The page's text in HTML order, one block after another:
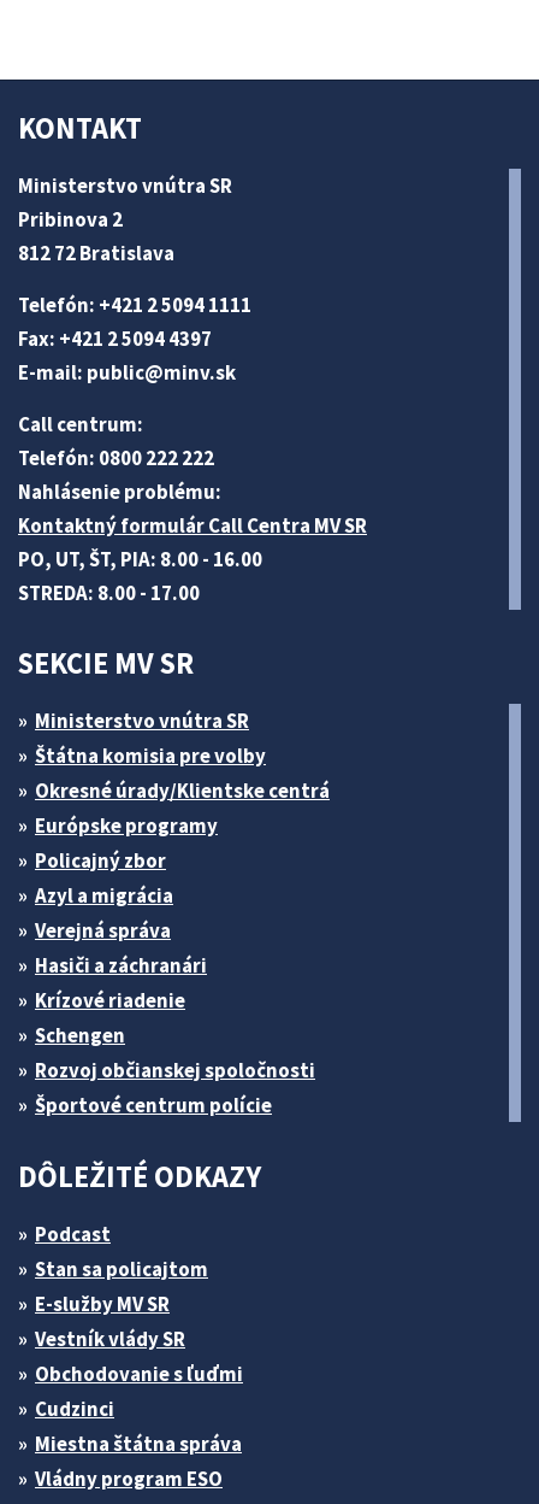
KONTAKT
Ministerstvo vnútra SR
Pribinova 2
812 72 Bratislava
Telefón: +421 2 5094 1111
Fax: +421 2 5094 4397
E-mail: public@minv.sk
Call centrum:
Telefón: 0800 222 222
Nahlásenie problému:
Kontaktný formulár Call Centra MV SR
PO, UT, ŠT, PIA: 8.00 - 16.00
STREDA: 8.00 - 17.00
SEKCIE MV SR
Ministerstvo vnútra SR
Štátna komisia pre volby
Okresné úrady/Klientske centrá
Európske programy
Policajný zbor
Azyl a migrácia
Verejná správa
Hasiči a záchranári
Krízové riadenie
Schengen
Rozvoj občianskej spoločnosti
Športové centrum polície
DÔLEŽITÉ ODKAZY
Podcast
Stan sa policajtom
E-služby MV SR
Vestník vlády SR
Obchodovanie s ľuďmi
Cudzinci
Miestna štátna správa
Vládny program ESO